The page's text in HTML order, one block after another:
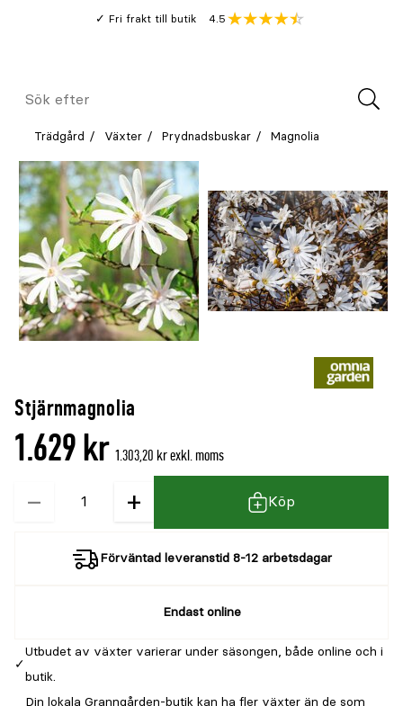
Fri frakt till butik
Genomsnitt
4.5
Meny
Sök
Trädgård Växter Prydnadsbuskar Magnolia
Stjärnmagnolia
1.629 kr 1.303,20 kr exkl. moms
− + Köp
Förväntad leveranstid 8-12 arbetsdagar
Endast online
Utbudet av växter varierar under säsongen, både online och i
butik.
Din lokala Granngården-butik kan ha fler växter än de som